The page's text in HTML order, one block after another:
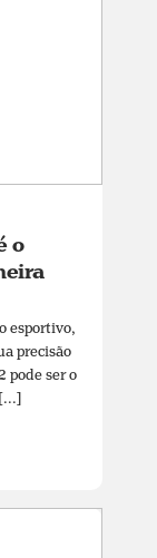
o
esportivo,
precisão
pode ser o